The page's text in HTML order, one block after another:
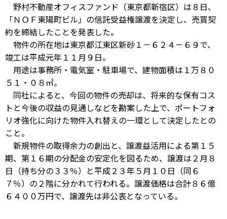
野村不動産オフィスファンド（東京都新宿区）は８日、
「ＮＯＦ東陽町ビル」の信託受益権譲渡を決定し、売買契
約を締結したことを発表した。
物件の所在地は東京都江東区新砂１－６２４－６９で、
竣工は平成元年１１月９日。
用途は事務所・電気室・駐車場で、建物面積は１万８０
５１・０８㎡。
同社によると、今回の物件の売却は、将来的な保有コス
トと今後の収益の見通しなどを勘案した上で、ポートフォ
リオ強化に向けた物件入れ替えの一環として決定したとの
こと。
新規物件の取得余力の創出と、譲渡益活用による第１５
期、第１６期の分配金の安定化を図るため、譲渡は２月８
日（持ち分の３３％）と平成２３年５月１０日（同６
７％）の２階に分かれて行われる。譲渡価格は合計８６億
６４００万円で、譲渡先は非公表となっている。